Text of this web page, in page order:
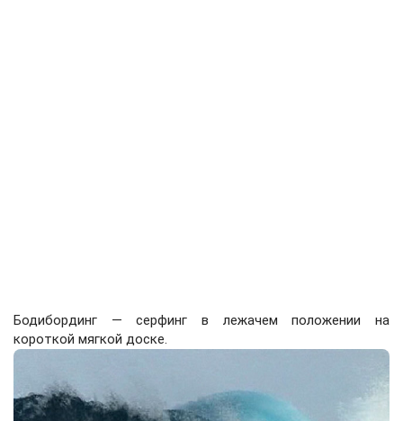
Бодибординг — серфинг в лежачем положении на
короткой мягкой доске.